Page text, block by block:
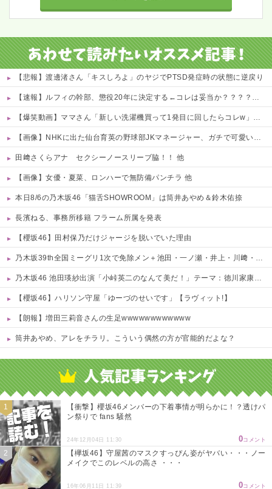
【悲報】渡邊渚さん「キスしろよ」のヤジでPTSD発症時の状態に逆戻り
【速報】ルフィの幹部、懲役20年に決定する←コレは妥当か？？？？？？？
【爆笑動画】ママさん「新しい洗濯機買って1発目に回したらコレw」←こwれwはw w w w w w w w w w
【画像】NHKに出た仙台育英の野球部JKマネージャー、ガチで可愛いぞ 他
田﨑さくらアナ セクシーノースリーブ脇！！ 他
【画像】女優・夏菜、ロンハーで無防備パンチラ 他
本日8/6の乃木坂46「猫舌SHOWROOM」は筒井あやめ＆鈴木佑捺
長濱ねる、事務所移籍 フラーム所属を発表
【櫻坂46】田村保乃だけジャージを脱いでいた理由
乃木坂39th全国ミーグリ1次で免除メン＋池田・一ノ瀬・井上・川﨑・菅原・中西が全完売
乃木坂46 池田瑛紗出演「小峠英二のなんて美だ！」テーマ：徳川家康【2025.8.5 24:00〜 TOKYO MX】
【櫻坂46】ハリソン守屋「ゆーづのせいです」【ラヴィット!】
【朗報】増田三莉音さんの生足wwwwwwwwwwww
筒井あやめ、アレをチラリ。こういう偶然の方が官能的だよな？
【衝撃】櫻坂46メンバーの下着事情が明らかに！？透けパ
ン祭りで fans 騒然
24年12月04日 11:30 0コメント
【欅坂46】守屋茜のマスクすっぴん姿がヤバい・・・ノー
メイクでこのレベルの高さ ・・・
16年06月11日 11:39 0コメント